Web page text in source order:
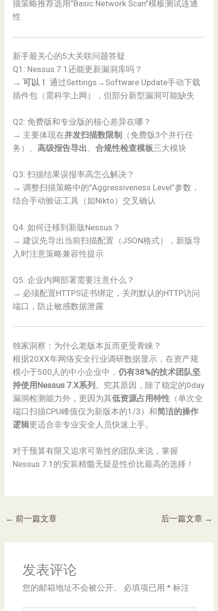
描策略推荐选用”Basic Network Scan”模板测试连通
性
新手最关心的5大关联问题答疑
Q1: Nessus 7.1还能更新漏洞库吗？
→可以！ 通过Settings→Software Update手动下载
插件包（需科学上网），但部分新型漏洞可能缺失
Q2: 免费版和专业版的核心差异在哪？
→ 主要体现在并发扫描数限制
（免费版3个并行任
务）、高级报告导出 、合规性检查模板三大模块
Q3: 扫描结果误报率高怎么解决？
→ 调整扫描策略中的”Aggressiveness Level”参数，
结合手动验证工具（如Nikto）交叉确认
Q4: 如何迁移到新版Nessus？
→ 建议先导出当前扫描配置（JSON格式），新版导
入时注意策略兼容性提示
Q5: 企业内网部署需要注意什么？
→ 必须配置HTTPS证书绑定，关闭默认的HTTP访问
端口，防止敏感数据泄露
独家洞察：为什么老版本反而更受青睐？
根据20XX年网络安全行业调研数据显示，在资产规
模小于500人的中小企业中，仍有38%的技术团队坚
持使用Nessus 7.X系列 。究其原因，除了稳定的0day
漏洞检测能力外，更因为其低资源占用特性 （单次全
端口扫描CPU峰值仅为新版本的1/3）和简洁的操作
逻辑更适合非专业安全人员快速上手。
对于预算有限又追求可靠性的团队来说，掌握
Nessus 7.1的安装精髓无疑是性价比最高的选择！
← 前一篇文章 后一篇文章 →
发表评论
您的邮箱地址不会被公开。 必填项已用 * 标注